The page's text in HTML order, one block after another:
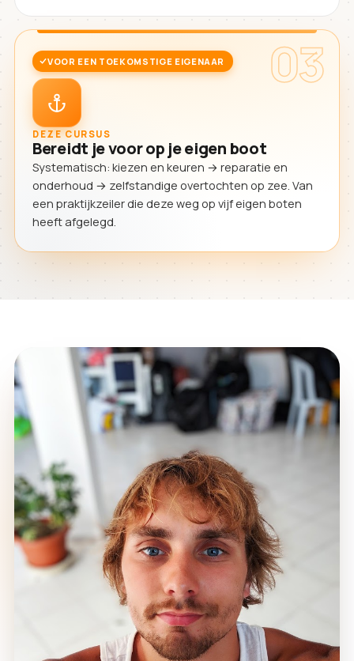
03
VOOR EEN TOEKOMSTIGE EIGENAAR
DEZE CURSUS
Bereidt je voor op je eigen boot
Systematisch: kiezen en keuren → reparatie en
onderhoud → zelfstandige overtochten op zee. Van
een praktijkzeiler die deze weg op vijf eigen boten
heeft afgelegd.